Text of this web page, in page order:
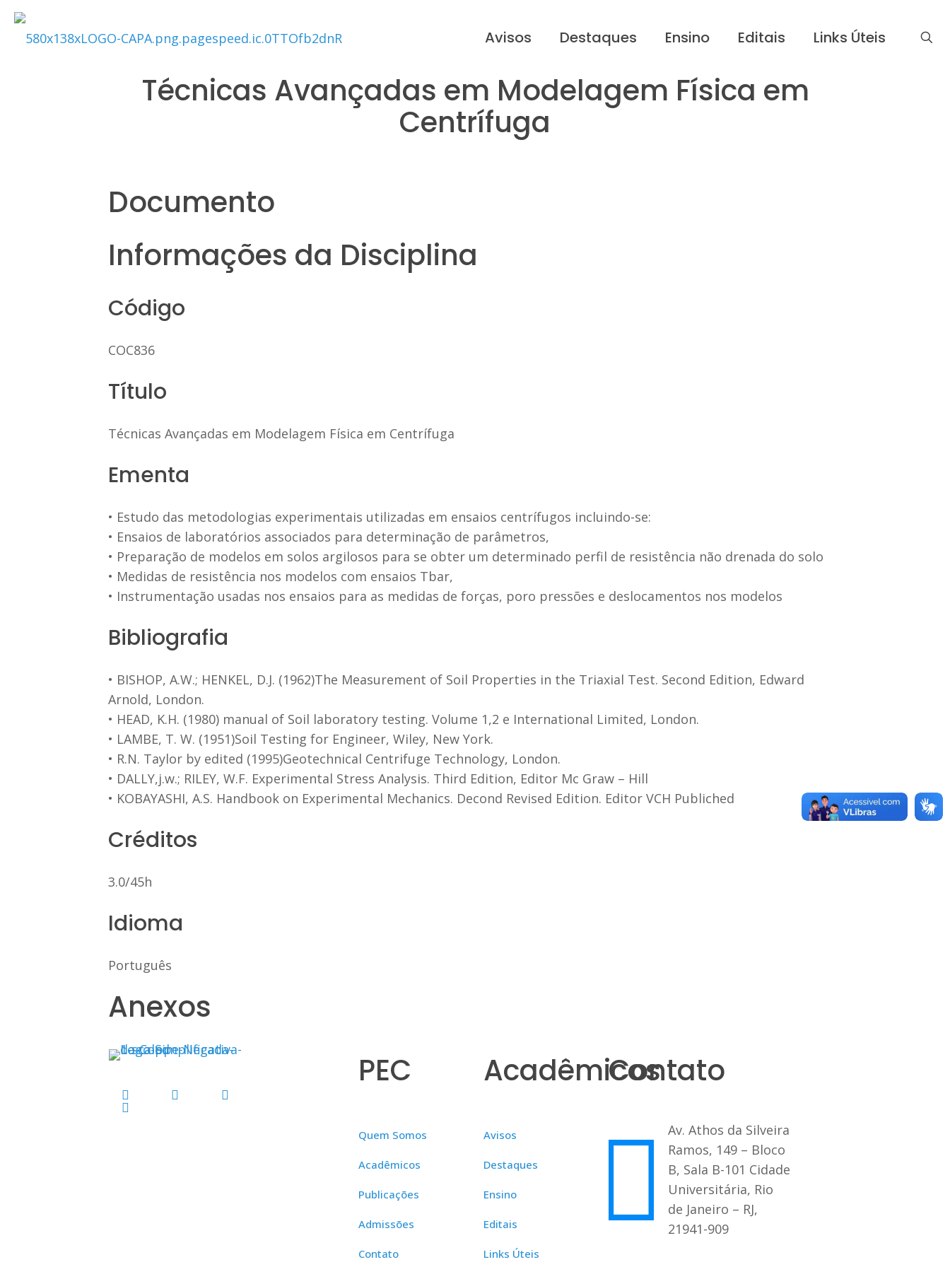
Avisos Destaques Ensino Editais Links Úteis
Técnicas Avançadas em Modelagem Física em
Centrífuga
Documento
Informações da Disciplina
Código
COC836
Título
Técnicas Avançadas em Modelagem Física em Centrífuga
Ementa
• Estudo das metodologias experimentais utilizadas em ensaios centrífugos incluindo-se:
• Ensaios de laboratórios associados para determinação de parâmetros,
• Preparação de modelos em solos argilosos para se obter um determinado perfil de resistência não drenada do solo
• Medidas de resistência nos modelos com ensaios Tbar,
• Instrumentação usadas nos ensaios para as medidas de forças, poro pressões e deslocamentos nos modelos
Bibliografia
• BISHOP, A.W.; HENKEL, D.J. (1962)The Measurement of Soil Properties in the Triaxial Test. Second Edition, Edward
Arnold, London.
• HEAD, K.H. (1980) manual of Soil laboratory testing. Volume 1,2 e International Limited, London.
• LAMBE, T. W. (1951)Soil Testing for Engineer, Wiley, New York.
• R.N. Taylor by edited (1995)Geotechnical Centrifuge Technology, London.
• DALLY,j.w.; RILEY, W.F. Experimental Stress Analysis. Third Edition, Editor Mc Graw – Hill
• KOBAYASHI, A.S. Handbook on Experimental Mechanics. Decond Revised Edition. Editor VCH Publiched
Créditos
3.0/45h
Idioma
Português
Anexos
PEC
Quem Somos
Acadêmicos
Publicações
Admissões
Contato
Acadêmicos
Avisos
Destaques
Ensino
Editais
Links Úteis
Contato
Av. Athos da Silveira
Ramos, 149 – Bloco
B, Sala B-101 Cidade
Universitária, Rio
de Janeiro – RJ,
21941-909